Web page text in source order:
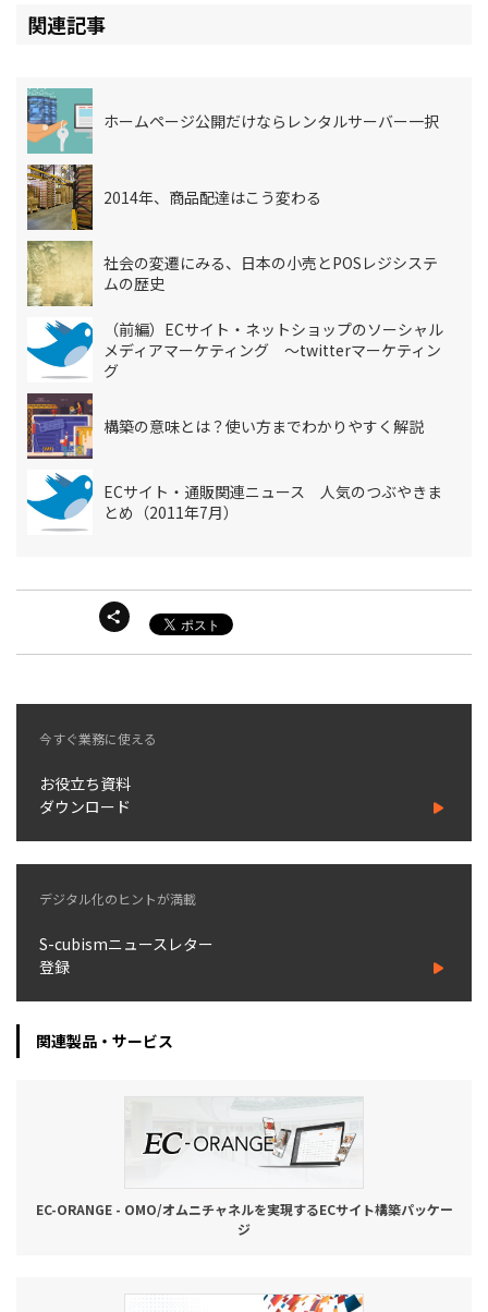
関連記事
ホームページ公開だけならレンタルサーバー一択
2014年、商品配達はこう変わる
社会の変遷にみる、日本の小売とPOSレジシステ
ムの歴史
（前編）ECサイト・ネットショップのソーシャル
メディアマーケティング ～twitterマーケティン
グ
構築の意味とは？使い方までわかりやすく解説
ECサイト・通販関連ニュース 人気のつぶやきま
とめ（2011年7月）
今すぐ業務に使える
お役立ち資料
ダウンロード
デジタル化のヒントが満載
S-cubismニュースレター
登録
関連製品・サービス
EC-ORANGE - OMO/オムニチャネルを実現するECサイト構築パッケー
ジ